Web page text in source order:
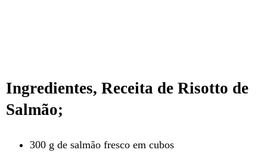
Ingredientes, Receita de Risotto de
Salmão;
300 g de salmão fresco em cubos